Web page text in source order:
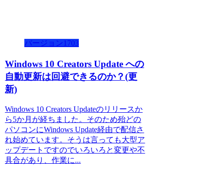
バージョン1703
Windows 10 Creators Update への
自動更新は回避できるのか？(更
新)
Windows 10 Creators Updateのリリースか
ら5か月が経ちました。そのため殆どの
パソコンにWindows Update経由で配信さ
れ始めています。そうは言っても大型ア
ップデートですのでいろいろと変更や不
具合があり、作業に...